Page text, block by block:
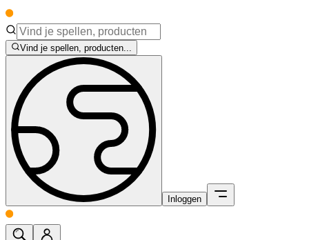
Vind je spellen, producten...
Inloggen